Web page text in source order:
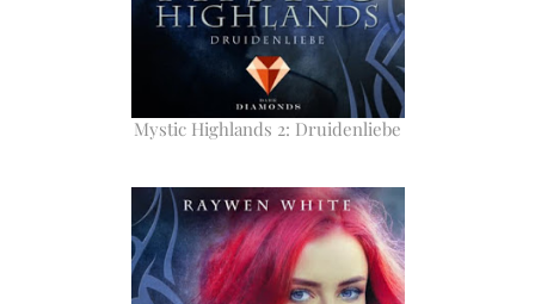
Mystic Highlands 2: Druidenliebe